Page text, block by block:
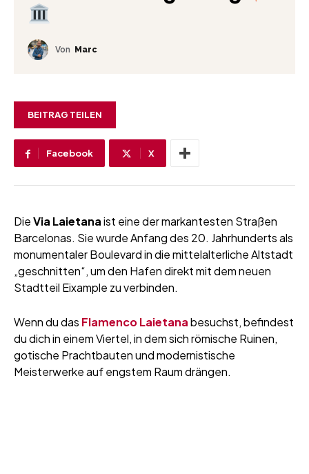
Von Marc
BEITRAG TEILEN
Facebook X
DieVia Laietanaist eine der markantesten Straßen
Barcelonas. Sie wurde Anfang des 20. Jahrhunderts als
monumentaler Boulevard in die mittelalterliche Altstadt
„geschnitten“, um den Hafen direkt mit dem neuen
Stadtteil Eixample zu verbinden.
Wenn du das Flamenco Laietanabesuchst, befindest
du dich in einem Viertel, in dem sich römische Ruinen,
gotische Prachtbauten und modernistische
Meisterwerke auf engstem Raum drängen.